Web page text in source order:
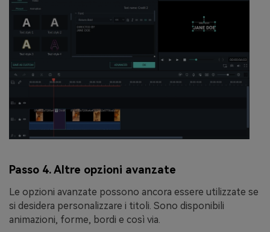
Passo 4. Altre opzioni avanzate
Le opzioni avanzate possono ancora essere utilizzate se
si desidera personalizzare i titoli. Sono disponibili
animazioni, forme, bordi e così via.